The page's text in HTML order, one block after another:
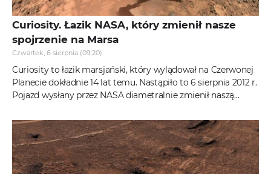
Curiosity. Łazik NASA, który zmienił nasze
spojrzenie na Marsa
Czwartek, 6 sierpnia (09:20)
Curiosity to łazik marsjański, który wylądował na Czerwonej
Planecie dokładnie 14 lat temu. Nastąpiło to 6 sierpnia 2012 r.
Pojazd wysłany przez NASA diametralnie zmienił naszą